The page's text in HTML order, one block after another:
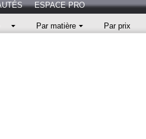
ESPACE PRO
Par matière Par prix